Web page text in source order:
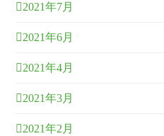
2021年7月
2021年6月
2021年4月
2021年3月
2021年2月